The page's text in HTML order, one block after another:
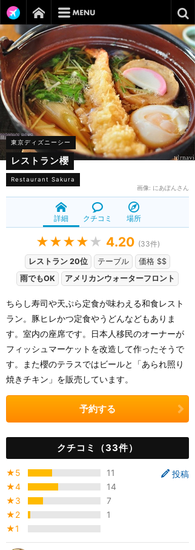
東京ディズニーシー
レストラン櫻
Restaurant Sakura
画像: にあぽんさん
詳細 クチコミ 場所
★★★★ ★ 4.20 (33件)
レストラン 20位
テーブル
価格 $$
雨でもOK
アメリカンウォーターフロント
ちらし寿司や天ぷら定食が味わえる和食レスト
ラン。豚ヒレかつ定食やうどんなどもありま
す。室内の座席です。日本人移民のオーナーが
フィッシュマーケットを改造して作ったそうで
す。また櫻のテラスではビールと「あられ照り
焼きチキン」を販売しています。
予約する
クチコミ（33件）
投稿
★5
11
★4
14
★3
7
★2
1
★1